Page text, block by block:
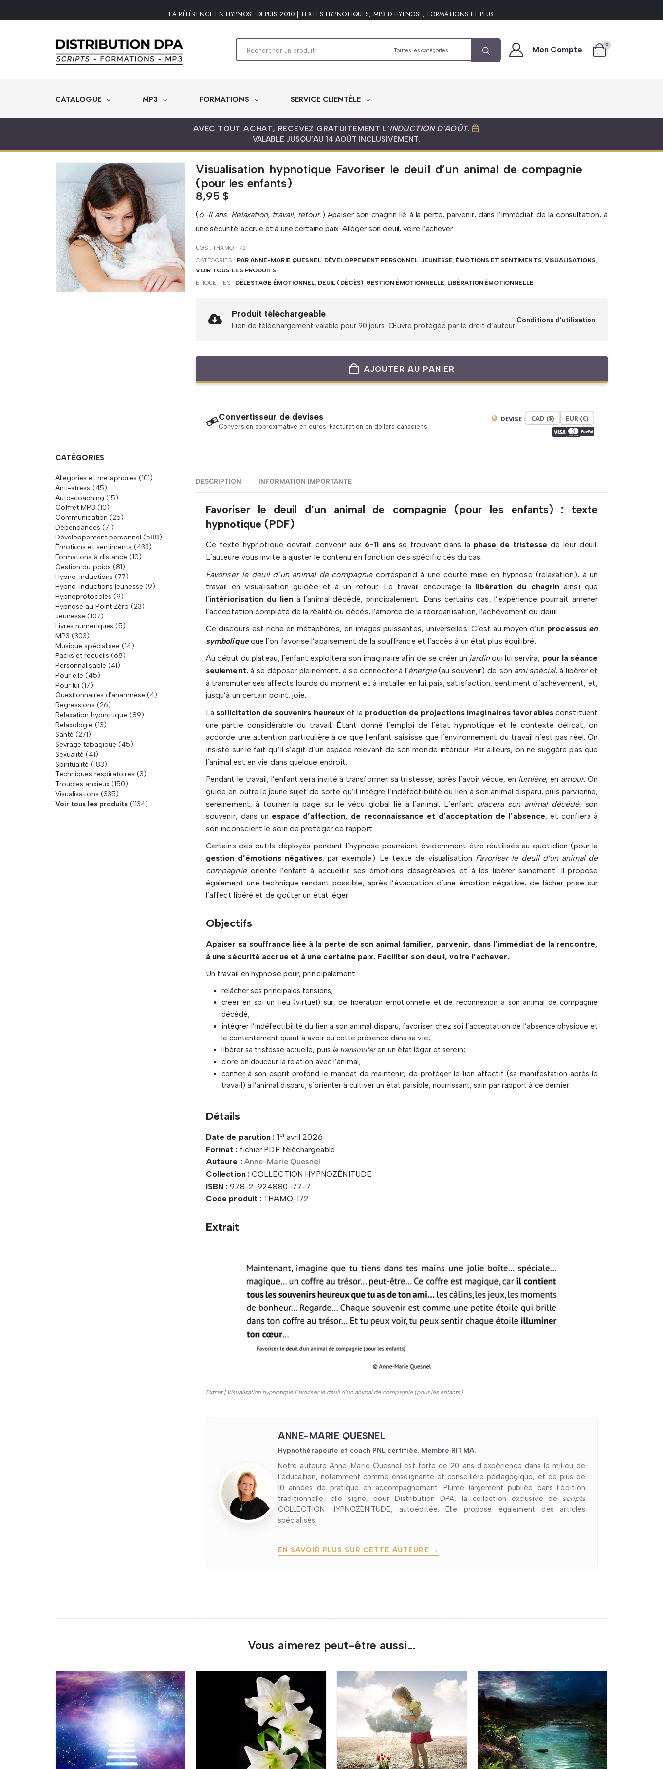
LA RÉFÉRENCE EN HYPNOSE DEPUIS 2010 | TEXTES HYPNOTIQUES, MP3 D’HYPNOSE, FORMATIONS ET PLUS
Mon Compte
0
CATALOGUE MP3 FORMATIONS SERVICE CLIENTÈLE
AVEC TOUT ACHAT, RECEVEZ GRATUITEMENT L’INDUCTION D'AOÛT.
VALABLE JUSQU’AU 14 AOÛT INCLUSIVEMENT.
Visualisation hypnotique Favoriser le deuil d’un animal de compagnie
(pour les enfants)
8,95 $
(6-11 ans. Relaxation, travail, retour.) Apaiser son chagrin lié à la perte, parvenir, dans l’immédiat de la consultation, à
une sécurité accrue et à une certaine paix. Alléger son deuil, voire l’achever.
UGS :THAMQ-172
CATÉGORIES : PAR ANNE-MARIE QUESNEL, DÉVELOPPEMENT PERSONNEL, JEUNESSE, ÉMOTIONS ET SENTIMENTS, VISUALISATIONS,
VOIR TOUS LES PRODUITS
ÉTIQUETTES : DÉLESTAGE ÉMOTIONNEL, DEUIL (DÉCÈS), GESTION ÉMOTIONNELLE, LIBÉRATION ÉMOTIONNELLE
Produit téléchargeable
Lien de téléchargement valable pour 90 jours. Œuvre protégée par le droit d’auteur.
Conditions d’utilisation
AJOUTER AU PANIER
Convertisseur de devises
Conversion approximative en euros. Facturation en dollars canadiens.
DEVISE : CAD ($) EUR (€)
CATÉGORIES
Allégories et métaphores (101)
Anti-stress (45)
Auto-coaching (15)
Coffret MP3 (10)
Communication (25)
Dépendances (71)
Développement personnel (588)
Émotions et sentiments (433)
Formations à distance (10)
Gestion du poids (81)
Hypno-inductions (77)
Hypno-inductions jeunesse (9)
Hypnoprotocoles (9)
Hypnose au Point Zéro (23)
Jeunesse (107)
Livres numériques (5)
MP3 (303)
Musique spécialisée (14)
Packs et recueils (68)
Personnalisable (41)
Pour elle (45)
Pour lui (17)
Questionnaires d’anamnèse (4)
Régressions (26)
Relaxation hypnotique (89)
Relaxologie (13)
Santé (271)
Sevrage tabagique (45)
Sexualité (41)
Spiritualité (183)
Techniques respiratoires (3)
Troubles anxieux (150)
Visualisations (335)
Voir tous les produits (1134)
DESCRIPTION INFORMATION IMPORTANTE
Favoriser le deuil d’un animal de compagnie (pour les enfants) : texte
hypnotique (PDF)
Ce texte hypnotique devrait convenir aux 6-11 ans se trouvant dans la phase de tristesse de leur deuil.
L’auteure vous invite à ajuster le contenu en fonction des spécificités du cas.
Favoriser le deuil d’un animal de compagniecorrespond à une courte mise en hypnose (relaxation), à un
travail en visualisation guidée et à un retour. Le travail encourage la libération du chagrin ainsi que
l’intériorisation du lien à l’animal décédé, principalement. Dans certains cas, l’expérience pourrait amener
l’acceptation complète de la réalité du décès, l’amorce de la réorganisation, l’achèvement du deuil.
Ce discours est riche en métaphores, en images puissantes, universelles. C’est au moyen d’un processus en
symboliqueque l’on favorise l’apaisement de la souffrance et l’accès à un état plus équilibré.
Au début du plateau, l’enfant exploitera son imaginaire afin de se créer un jardinqui lui servira, pour la séance
seulement, à se déposer pleinement, à se connecter à l’énergie(au souvenir) de son ami spécial, à libérer et
à transmuter ses affects lourds du moment et à installer en lui paix, satisfaction, sentiment d’achèvement, et,
jusqu’à un certain point, joie.
La sollicitation de souvenirs heureux et la production de projections imaginaires favorablesconstituent
une partie considérable du travail. Étant donné l’emploi de l’état hypnotique et le contexte délicat, on
accorde une attention particulière à ce que l’enfant saisisse que l’environnement du travail n’est pas réel. On
insiste sur le fait qu’il s’agit d’un espace relevant de son monde intérieur. Par ailleurs, on ne suggère pas que
l’animal est en vie dans quelque endroit.
Pendant le travail, l’enfant sera invité à transformer sa tristesse, après l’avoir vécue, en lumière, en amour. On
guide en outre le jeune sujet de sorte qu’il intègre l’indéfectibilité du lien à son animal disparu, puis parvienne,
sereinement, à tourner la page sur le vécu global lié à l’animal. L’enfant placera son animal décédé, son
souvenir, dans un espace d’affection, de reconnaissance et d’acceptation de l’absence, et confiera à
son inconscient le soin de protéger ce rapport.
Certains des outils déployés pendant l’hypnose pourraient évidemment être réutilisés au quotidien (pour la
gestion d’émotions négatives, par exemple). Le texte de visualisation Favoriser le deuil d’un animal de
compagnieoriente l’enfant à accueillir ses émotions désagréables et à les libérer sainement. Il propose
également une technique rendant possible, après l’évacuation d’une émotion négative, de lâcher prise sur
l’affect libéré et de goûter un état léger.
Objectifs
Apaiser sa souffrance liée à la perte de son animal familier, parvenir, dans l’immédiat de la rencontre,
à une sécurité accrue et à une certaine paix. Faciliter son deuil, voire l’achever.
Un travail en hypnose pour, principalement :
relâcher ses principales tensions;
créer en soi un lieu (virtuel) sûr, de libération émotionnelle et de reconnexion à son animal de compagnie
décédé;
intégrer l’indéfectibilité du lien à son animal disparu, favoriser chez soi l’acceptation de l’absence physique et
le contentement quant à avoir eu cette présence dans sa vie;
libérer sa tristesse actuelle, puis la transmuteren un état léger et serein;
clore en douceur la relation avec l’animal;
confier à son esprit profond le mandat de maintenir, de protéger le lien affectif (sa manifestation après le
travail) à l’animal disparu; s’orienter à cultiver un état paisible, nourrissant, sain par rapport à ce dernier.
Détails
Date de parution : 1eravril 2026
Format :fichier PDF téléchargeable
Auteure : Anne-Marie Quesnel
Collection :COLLECTION HYPNOZÉNITUDE
ISBN : 978-2-924880-77-7
Code produit : THAMQ-172
Extrait
Extrait | Visualisation hypnotique Favoriser le deuil d’un animal de compagnie (pour les enfants)
ANNE-MARIE QUESNEL
Hypnothérapeute et coach PNL certifiée. Membre RITMA.
Notre auteure Anne-Marie Quesnel est forte de 20 ans d’expérience dans le milieu de
l’éducation, notamment comme enseignante et conseillère pédagogique, et de plus de
10 années de pratique en accompagnement. Plume largement publiée dans l’édition
traditionnelle, elle signe, pour Distribution DPA, la collection exclusive de scripts
COLLECTION HYPNOZÉNITUDE, autoéditée. Elle propose également des articles
spécialisés.
EN SAVOIR PLUS SUR CETTE AUTEURE →
Vous aimerez peut-être aussi…